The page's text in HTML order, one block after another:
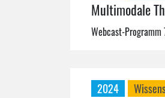
Multimodale
Webcast-Programm
2024